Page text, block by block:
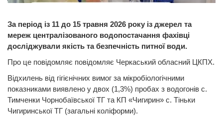
За період із 11 до 15 травня 2026 року із джерел та
мереж централізованого водопостачання фахівці
досліджували якість та безпечність питної води.
Про це повідомляє повідомляє Черкаський обласний ЦКПХ.
Відхилень від гігієнічних вимог за мікробіологічними
показниками виявлено у двох (1,3%) пробах з водогонів с.
Тимченки Чорнобаївської ТГ та КП «Чигирин» с. Тіньки
Чигиринської ТГ (загальні коліформи).